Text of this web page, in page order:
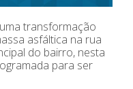
transformação
asfáltica na rua
do bairro, nesta
para ser